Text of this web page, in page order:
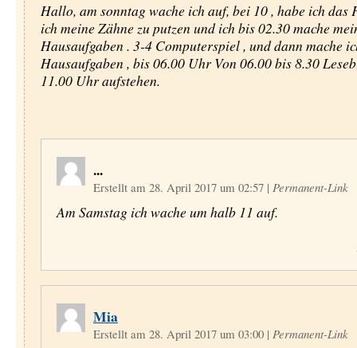
Hallo, am sonntag wache ich auf, bei 10 , habe ich das
ich meine Zähne zu putzen und ich bis 02.30 mache
Hausaufgaben . 3-4 Computerspiel , und dann mache
Hausaufgaben , bis 06.00 Uhr Von 06.00 bis 8.30
11.00 Uhr aufstehen.
...
Erstellt am 28. April 2017 um 02:57 | Permanent-Link
Am Samstag ich wache um halb 11 auf.
Mia
Erstellt am 28. April 2017 um 03:00 | Permanent-Link